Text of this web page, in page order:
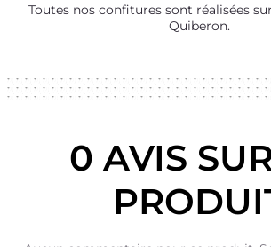
Toutes nos confitures sont réalisées
Quiberon.
0 AVIS